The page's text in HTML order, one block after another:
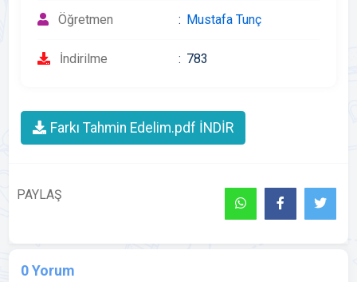
Öğretmen Mustafa Tunç
İndirilme 783
Farkı Tahmin Edelim.pdf İNDİR
PAYLAŞ
0 Yorum